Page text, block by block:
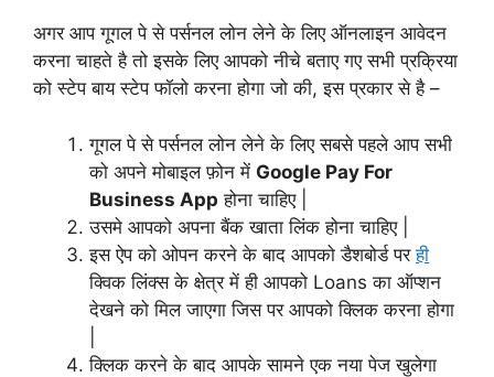
अगर आप गूगल पे से पर्सनल लोन लेने के लिए ऑनलाइन आवेदन
करना चाहते है तो इसके लिए आपको नीचे बताए गए सभी प्रक्रिया
को स्टेप बाय स्टेप फॉलो करना होगा जो की, इस प्रकार से है –
गूगल पे से पर्सनल लोन लेने के लिए सबसे पहले आप सभी
को अपने मोबाइल फ़ोन में Google Pay For
Business App होना चाहिए |
उसमे आपको अपना बैंक खाता लिंक होना चाहिए |
इस ऐप को ओपन करने के बाद आपको डैशबोर्ड परही
क्विक लिंक्स के क्षेत्र में ही आपको Loans का ऑप्शन
देखने को मिल जाएगा जिस पर आपको क्लिक करना होगा
क्लिक करने के बाद आपके सामने एक नया पेज खुलेगा